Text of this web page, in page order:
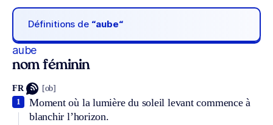
Définitions de “aube“
aube
nom féminin
FR [ob]
Moment où la lumière du soleil levant commence à
blanchir l’horizon.
1